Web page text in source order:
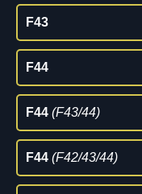
F43
F44
F44 (F43/44)
F44 (F42/43/44)